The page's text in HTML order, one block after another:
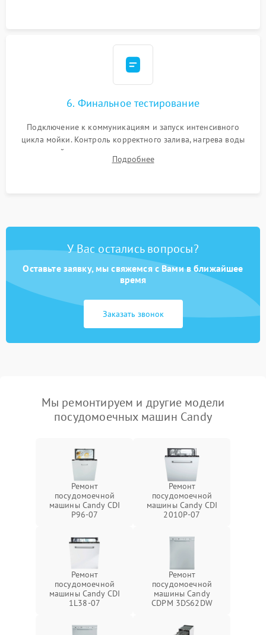
6. Финальное тестирование
Подключение к коммуникациям и запуск интенсивного
цикла мойки. Контроль корректного залива, нагрева воды
до нужной температуры, отсутствия посторонних шумов,
штатного слива и абсолютной сухости в поддоне.
Подробнее
У Вас остались вопросы?
Оставьте заявку, мы свяжемся с Вами в ближайшее
время
Заказать звонок
Мы ремонтируем и другие модели
посудомоечных машин Candy
Ремонт
посудомоечной
машины Candy CDI
P96-07
Ремонт
посудомоечной
машины Candy CDI
2010P-07
Ремонт
посудомоечной
машины Candy CDI
1L38-07
Ремонт
посудомоечной
машины Candy
CDPM 3DS62DW